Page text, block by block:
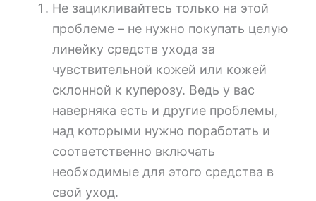
Не зацикливайтесь только на этой
проблеме – не нужно покупать целую
линейку средств ухода за
чувствительной кожей или кожей
склонной к куперозу. Ведь у вас
наверняка есть и другие проблемы,
над которыми нужно поработать и
соответственно включать
необходимые для этого средства в
свой уход.